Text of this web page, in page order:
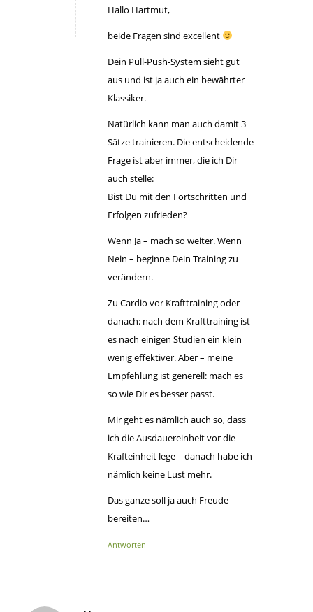
Hallo Hartmut,
beide Fragen sind excellent
Dein Pull-Push-System sieht gut
aus und ist ja auch ein bewährter
Klassiker.
Natürlich kann man auch damit 3
Sätze trainieren. Die entscheidende
Frage ist aber immer, die ich Dir
auch stelle:
Bist Du mit den Fortschritten und
Erfolgen zufrieden?
Wenn Ja – mach so weiter. Wenn
Nein – beginne Dein Training zu
verändern.
Zu Cardio vor Krafttraining oder
danach: nach dem Krafttraining ist
es nach einigen Studien ein klein
wenig effektiver. Aber – meine
Empfehlung ist generell: mach es
so wie Dir es besser passt.
Mir geht es nämlich auch so, dass
ich die Ausdauereinheit vor die
Krafteinheit lege – danach habe ich
nämlich keine Lust mehr.
Das ganze soll ja auch Freude
bereiten…
Antworten